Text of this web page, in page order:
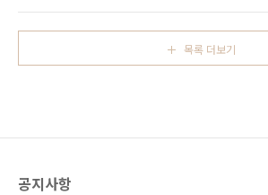
2,436x1,125 / 458ppi V40 ThinQ :
충 뛰어올랐다. 아이폰XS MAX 최상위 모델의 경
기본으로 제공하지 않으며 새로운 아..
목록 더보기
공지사항